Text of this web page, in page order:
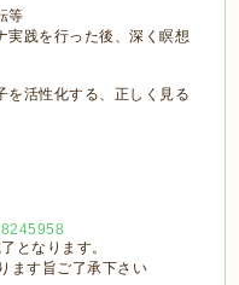
等
実践を行った後、深く瞑想
活性化する、正しく見る
となります。
ます旨ご了承下さい